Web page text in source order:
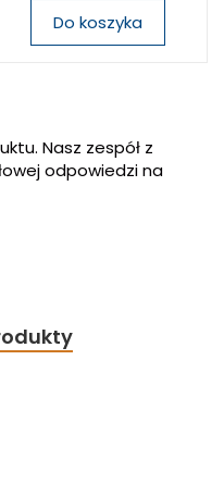
Do koszyka
Nasz zespół z
odpowiedzi na